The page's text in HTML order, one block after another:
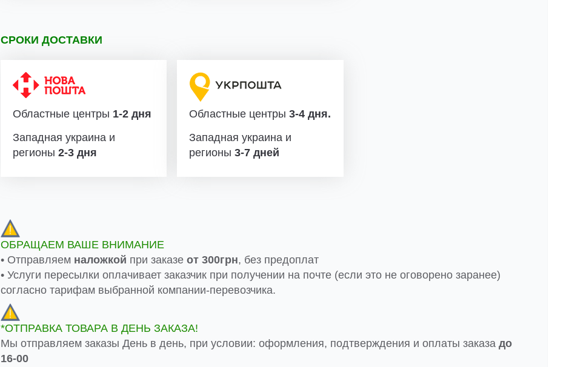
СРОКИ ДОСТАВКИ
Областные центры 1-2 дня
Западная украина и
регионы 2-3 дня
Областные центры 3-4 дня.
Западная украина и
регионы 3-7 дней
ОБРАЩАЕМ ВАШЕ ВНИМАНИЕ
• Отправляем наложкой при заказе от 300грн, без предоплат
• Услуги пересылки оплачивает заказчик при получении на почте (если это не оговорено заранее)
согласно тарифам выбранной компании-перевозчика.
*ОТПРАВКА ТОВАРА В ДЕНЬ ЗАКАЗА!
Мы отправляем заказы День в день, при условии: оформления, подтверждения и оплаты заказа до
16-00